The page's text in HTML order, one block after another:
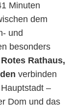
Minuten
dem
und
besonders
Rotes Rathaus,
verbinden
–
Dom und das